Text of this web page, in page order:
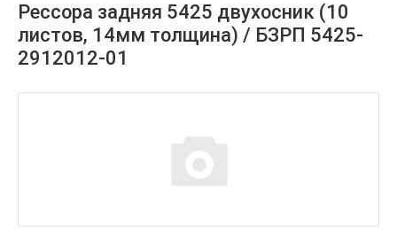
Рессора задняя 5425 двухосник (10
листов, 14мм толщина) / БЗРП 5425-
2912012-01